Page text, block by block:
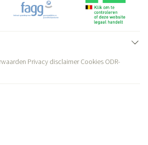
Privacy disclaimer Cookies ODR-